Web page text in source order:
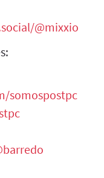
@mixxio
somospostpc